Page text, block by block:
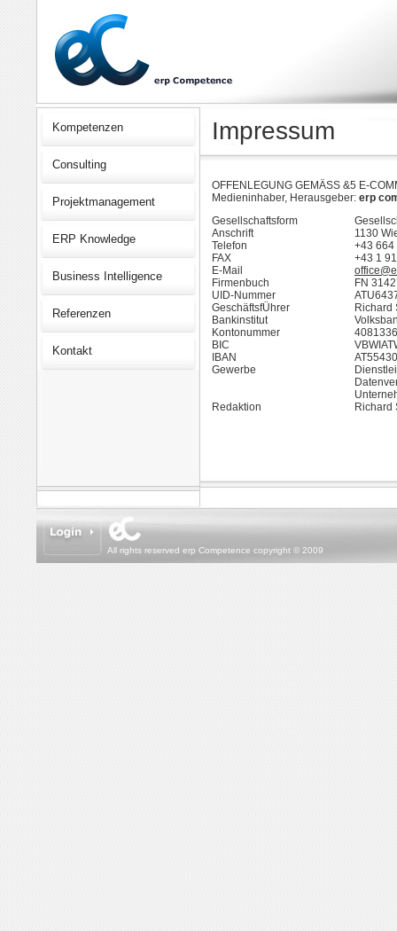
Kompetenzen
Consulting
Projektmanagement
ERP Knowledge
Business Intelligence
Referenzen
Kontakt
Impressum
OFFENLEGUNG GEMÄSS &5 E-
Medieninhaber, Herausgeber: erp
Gesellschaftsform
Anschrift
1130
Telefon
+43
FAX
+43 1
E-Mail
Firmenbuch
FN
UID-Nummer
GeschäftsfÜhrer
Richard
Bankinstitut
Kontonummer
BIC
IBAN
Gewerbe
Redaktion
Richard
All rights reserved erp Competence copyright © 2009